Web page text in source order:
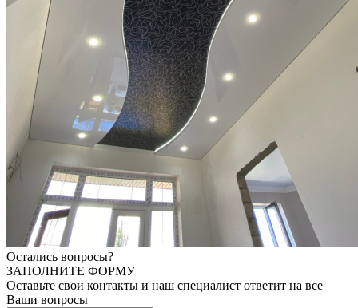
Остались вопросы?
ЗАПОЛНИТЕ ФОРМУ
Оставьте свои контакты и наш специалист ответит на все
Ваши вопросы